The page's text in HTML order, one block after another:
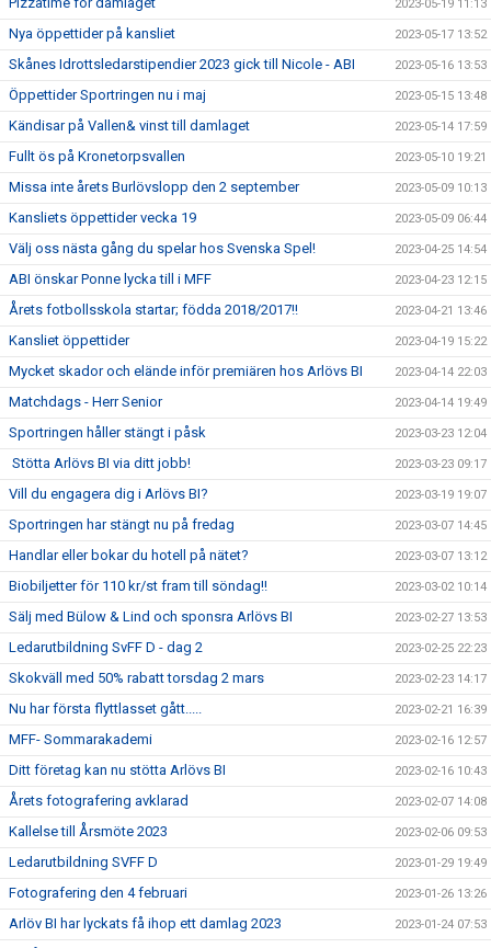
2023-05-19 11:13
Nya öppettider på kansliet 2023-05-17 13:52
Skånes Idrottsledarstipendier 2023 gick till Nicole - ABI 2023-05-16 13:53
Öppettider Sportringen nu i maj 2023-05-15 13:48
Kändisar på Vallen& vinst till damlaget 2023-05-14 17:59
Fullt ös på Kronetorpsvallen 2023-05-10 19:21
Missa inte årets Burlövslopp den 2 september 2023-05-09 10:13
Kansliets öppettider vecka 19 2023-05-09 06:44
Välj oss nästa gång du spelar hos Svenska Spel! 2023-04-25 14:54
ABI önskar Ponne lycka till i MFF 2023-04-23 12:15
Årets fotbollsskola startar; födda 2018/2017!! 2023-04-21 13:46
Kansliet öppettider 2023-04-19 15:22
Mycket skador och elände inför premiären hos Arlövs BI 2023-04-14 22:03
Matchdags - Herr Senior 2023-04-14 19:49
Sportringen håller stängt i påsk 2023-03-23 12:04
Stötta Arlövs BI via ditt jobb! 2023-03-23 09:17
Vill du engagera dig i Arlövs BI? 2023-03-19 19:07
Sportringen har stängt nu på fredag 2023-03-07 14:45
Handlar eller bokar du hotell på nätet? 2023-03-07 13:12
Biobiljetter för 110 kr/st fram till söndag!! 2023-03-02 10:14
Sälj med Bülow & Lind och sponsra Arlövs BI 2023-02-27 13:53
Ledarutbildning SvFF D - dag 2 2023-02-25 22:23
Skokväll med 50% rabatt torsdag 2 mars 2023-02-23 14:17
Nu har första flyttlasset gått..... 2023-02-21 16:39
MFF- Sommarakademi 2023-02-16 12:57
Ditt företag kan nu stötta Arlövs BI 2023-02-16 10:43
Årets fotografering avklarad 2023-02-07 14:08
Kallelse till Årsmöte 2023 2023-02-06 09:53
Ledarutbildning SVFF D 2023-01-29 19:49
Fotografering den 4 februari 2023-01-26 13:26
Arlöv BI har lyckats få ihop ett damlag 2023 2023-01-24 07:53